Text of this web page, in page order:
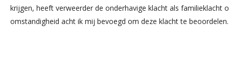
krijgen, heeft verweerder de onderhavige klacht als familieklacht
omstandigheid acht ik mij bevoegd om deze klacht te beoordelen.